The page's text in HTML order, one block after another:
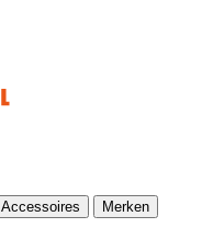
Accessoires
Merken